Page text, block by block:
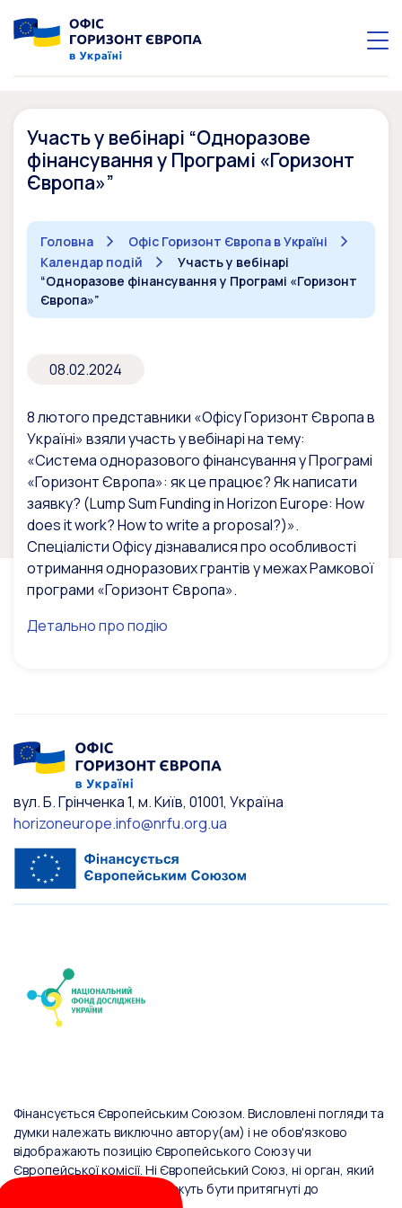
Участь у вебінарі “Одноразове
фінансування у Програмі «Горизонт
Європа»”
Головна
Офіс Горизонт Європа в Україні
Календар подій
Участь у вебінарі
“Одноразове фінансування у Програмі «Горизонт
Європа»”
08.02.2024
8 лютого представники «Офісу Горизонт Європа в
Україні» взяли участь у вебінарі на тему:
«Система одноразового фінансування у Програмі
«Горизонт Європа»: як це працює? Як написати
заявку? (Lump Sum Funding in Horizon Europe: How
does it work? How to write a proposal?)».
Спеціалісти Офісу дізнавалися про особливості
отримання одноразових грантів у межах Рамкової
програми «Горизонт Європа».
Детально про подію
вул. Б. Грінченка 1, м. Київ, 01001, Україна
horizoneurope.info@nrfu.org.ua
Фінансується Європейським Союзом. Висловлені погляди та
думки належать виключно автору(ам) і не обов'язково
відображають позицію Європейського Союзу чи
Європейської комісії. Ні Європейський Союз, ні орган, який
надав фінансування, не можуть бути притягнуті до